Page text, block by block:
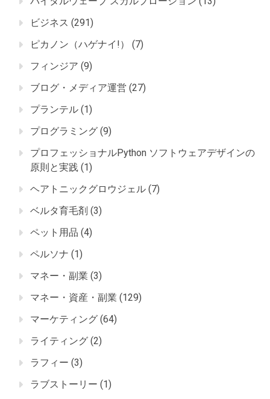
ビジネス (291)
ピカノン（ハゲナイ!）
(7)
フィンジア (9)
ブログ・メディア運営 (27)
プランテル (1)
プログラミング (9)
プロフェッショナルPython ソフトウェアデザインの
原則と実践 (1)
ヘアトニックグロウジェル (7)
ベルタ育毛剤 (3)
ペット用品 (4)
ペルソナ (1)
マネー・副業 (3)
マネー・資産・副業 (129)
マーケティング (64)
ライティング (2)
ラフィー (3)
ラブストーリー (1)